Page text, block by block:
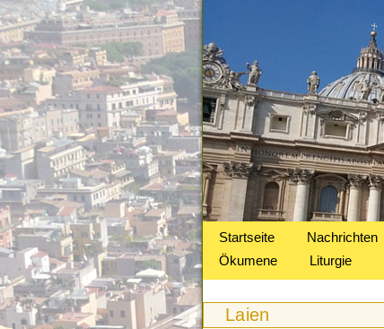
Startseite Nachrichten
Ökumene
Liturgie
Laien